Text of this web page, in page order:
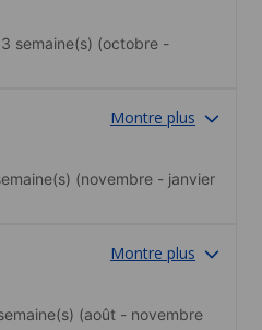
seine Reise
Die
man erreicht
liegt in der Nähe
Shopping
bietet,
einkaufen zu
dem Auto
3 semaine(s) (octobre -
Montre plus
(novembre - janvier
Montre plus
(août - novembre